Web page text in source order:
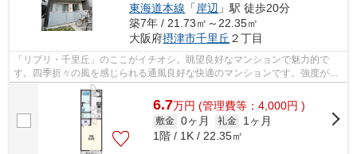
東海道本線 「 岸辺 」駅 徒歩20分
築7年 / 21.73㎡～22.35㎡
大阪府摂津市千里丘 ２丁目
「リブリ・千里丘」のここがイチオシ。眺望良好なマンションで魅力的で
す。四季折々の風を感じられる通風良好な快適のマンションです。強度が高
く、自由度の高い設計の鉄骨造マンショ...
6.7万円 (管理費等：4,000円 )
敷金 0ヶ月 礼金
1ヶ月
1階 / 1K / 22.35㎡